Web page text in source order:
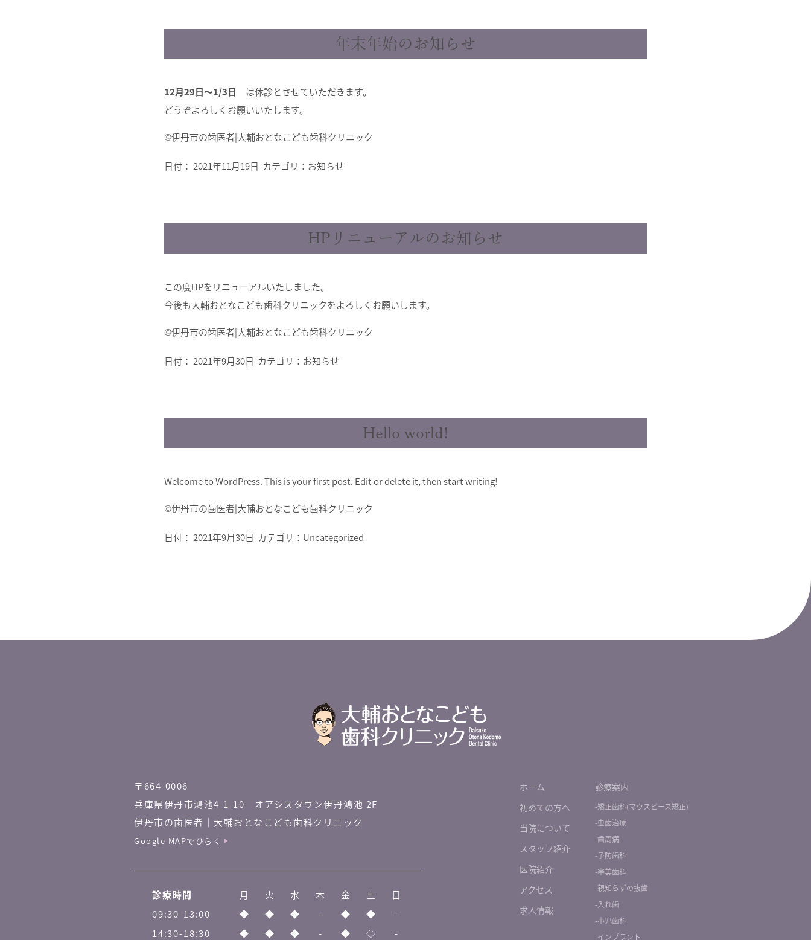
年末年始のお知らせ
12月29日〜1/3日 は休診とさせていただきます。
どうぞよろしくお願いいたします。
©︎伊丹市の歯医者|大輔おとなこども歯科クリニック
日付： 2021年11月19日 カテゴリ： お知らせ
HPリニューアルのお知らせ
この度HPをリニューアルいたしました。
今後も大輔おとなこども歯科クリニックをよろしくお願いします。
©︎伊丹市の歯医者|大輔おとなこども歯科クリニック
日付： 2021年9月30日 カテゴリ： お知らせ
Hello world!
Welcome to WordPress. This is your first post. Edit or delete it, then start writing!
©︎伊丹市の歯医者|大輔おとなこども歯科クリニック
日付： 2021年9月30日 カテゴリ： Uncategorized
〒664-0006
兵庫県伊丹市鴻池4-1-10 オアシスタウン伊丹鴻池 2F
伊丹市の歯医者｜ 大輔おとなこども歯科クリニック
Google MAPでひらく
診療時間 月 火 水 木 金 土
日
09:30-13:00
◆ ◆ ◆ - ◆ ◆
-
14:30-18:30
◆ ◆ ◆ - ◆ ◇ -
ホーム
初めての⽅へ
当院について
スタッフ紹介
医院紹介
アクセス
求人情報
診療案内
-矯正歯科(マウスピース矯正)
-虫歯治療
-歯周病
-予防歯科
-審美歯科
-親知らずの抜歯
-入れ歯
-小児歯科
-インプラント